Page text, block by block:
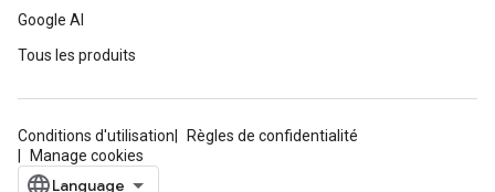
Google AI
Tous les produits
Conditions d'utilisation
Règles de confidentialité
Manage cookies